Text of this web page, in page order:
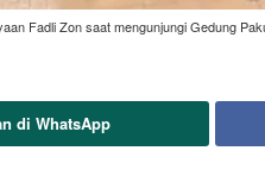
Fadli Zon saat mengunjungi Gedung
di WhatsApp